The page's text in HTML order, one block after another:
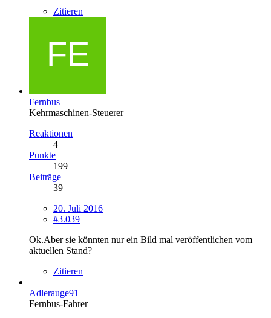
Zitieren
Fernbus
Kehrmaschinen-Steuerer
Reaktionen
4
Punkte
199
Beiträge
39
20. Juli 2016
#3.039
Ok.Aber sie könnten nur ein Bild mal veröffentlichen vom
aktuellen Stand?
Zitieren
Adlerauge91
Fernbus-Fahrer